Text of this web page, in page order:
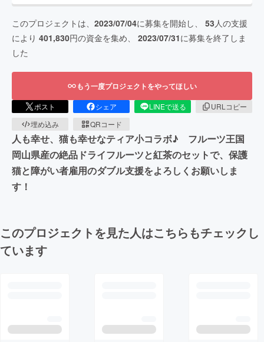
このプロジェクトは、 2023/07/04に募集を開始し、 53 人の支援
により 401,830円の資金を集め、 2023/07/31に募集を終了しま
した
もう一度プロジェクトをやってほしい
ポスト シェア LINEで送る
URLコピー
埋め込み
QRコード
人も幸せ、猫も幸せなティア小コラボ♪ フルーツ王国
岡山県産の絶品ドライフルーツと紅茶のセットで、保護
猫と障がい者雇用のダブル支援をよろしくお願いしま
す！
このプロジェクトを見た人はこちらもチェックし
ています